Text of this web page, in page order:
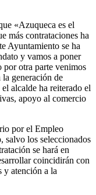
«Azuqueca es el
más contrataciones ha
Ayuntamiento se ha
y vamos a poner
por otra parte venimos
la generación de
alcalde ha reiterado el
apoyo al comercio
por el Empleo
salvo los seleccionados
se hará en
coincidirán con
y atención a la